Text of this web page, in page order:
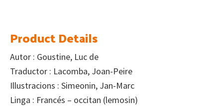
Product Details
Autor : Goustine, Luc de
Traductor : Lacomba, Joan-Peire
Illustracions : Simeonin, Jan-Marc
Linga : Francés – occitan (lemosin)